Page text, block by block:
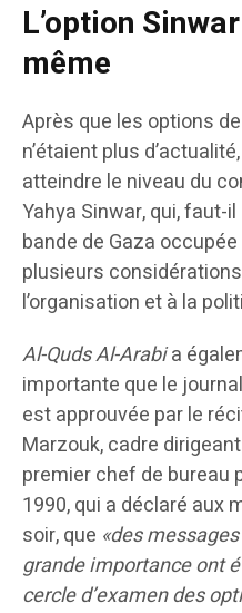
L’option
même
Après que les options
n’étaient plus
atteindre le niveau du
Yahya Sinwar, qui, faut-
bande de Gaza
plusieurs
l’organisation et à la
Al-Quds Al-Arabia
importante que le
est approuvée par le
Marzouk, cadre
premier chef de bureau
1990, qui a déclaré aux
soir, que «des
grande importance ont
cercle d’examen des